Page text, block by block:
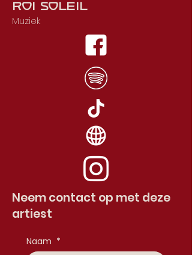
Roi Soleil
Muziek
Neem contact op met deze
artiest
Naam *